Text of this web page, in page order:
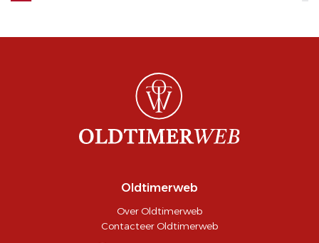
Oldtimerweb
Over Oldtimerweb
Contacteer Oldtimerweb